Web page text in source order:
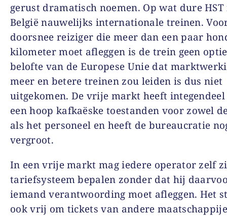
gerust dramatisch noemen. Op wat dure
België nauwelijks internationale treinen.
doorsnee reiziger die meer dan een paar
kilometer moet afleggen is de trein geen
belofte van de Europese Unie dat
meer en betere treinen zou leiden is dus niet
uitgekomen. De vrije markt heeft
een hoop kafkaëske toestanden voor zowel
als het personeel en heeft de bureaucratie
vergroot.
In een vrije markt mag iedere operator zelf
tariefsysteem bepalen zonder dat hij
iemand verantwoording moet afleggen. Het
ook vrij om tickets van andere